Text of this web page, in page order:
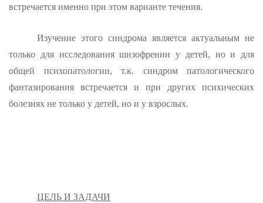
встречается именно при этом варианте течения.
Изучение этого синдрома является актуальным не
только для исследования шизофрении у детей, но и для
общей психопатологии, т.к. синдром патологического
фантазирования встречается и при других психических
болезнях не только у детей, но и у взрослых.
ЦЕЛЬ И ЗАДАЧИ